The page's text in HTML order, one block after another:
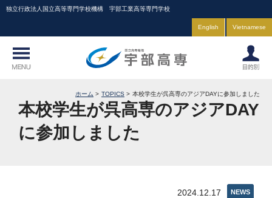
独立行政法人国立高等専門学校機構 宇部工業高等専門学校
English Vietnamese
ホーム TOPICS 本校学生が呉高専のアジアDAYに参加しました
本校学生が呉高専のアジアDAY
に参加しました
NEWS
2024.12.17